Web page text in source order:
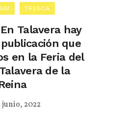
TRENCA
Talavera hay
publicación que
en la Feria del
de la
junio, 2022